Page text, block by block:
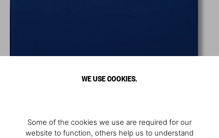
WE USE COOKIES.
Some of the cookies we use are required for our
website to function, others help us to understand